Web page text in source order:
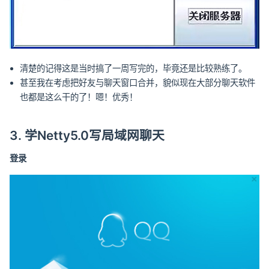
清楚的记得这是当时搞了一周写完的，毕竟还是比较熟练了。
甚至我在考虑把好友与聊天窗口合并，貌似现在大部分聊天软件
也都是这么干的了！嗯！优秀！
3. 学Netty5.0写局域网聊天
登录